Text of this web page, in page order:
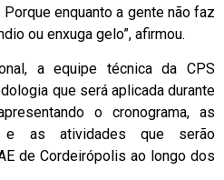
enquanto a gente não faz
ou enxuga gelo”, afirmou.
a equipe técnica da CPS
que será aplicada durante
o cronograma, as
e as atividades que serão
de Cordeirópolis ao longo dos